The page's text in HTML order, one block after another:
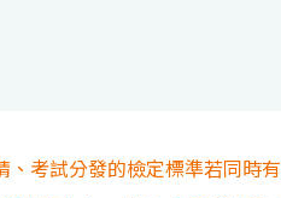
、考試分發的檢定標準若同時